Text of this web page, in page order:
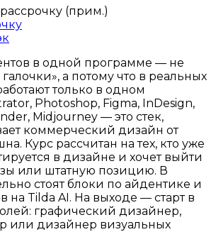
(прим.)
в одной программе — не
а потому что в реальных
только в одном
Photoshop, Figma, InDesign,
Midjourney — это стек,
коммерческий дизайн от
Курс рассчитан на тех, кто уже
в дизайне и хочет выйти
или штатную позицию. В
стоят блоки по айдентике и
на Tilda AI. На выходе — старт в
графический дизайнер,
или дизайнер визуальных